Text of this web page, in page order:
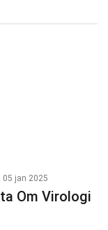
05 jan 2025
Om Virologi